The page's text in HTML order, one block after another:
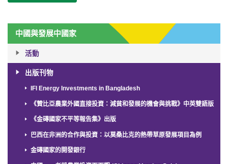
中國與發展中國家
活動
出版刊物
IFI Energy Investments in Bangladesh
《贊比亞農業外國直接投資：減貧和發展的機會與挑戰》中英雙語版
《金磚國家不平等報告集》出版
巴西在非洲的合作與投資：以莫桑比克的熱帶草原發展項目為例
金磚國家的開發銀行